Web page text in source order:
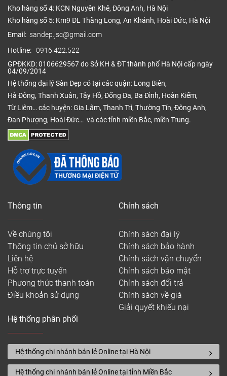
Kho hàng số 4: KCN Nguyên Khê, Đông Anh, Hà Nội
Kho hàng số 5: Km9 ĐL Thăng Long, An Khánh, Hoài Đức, Hà Nội
Email: sandep.jsc@gmail.com
Hotline: 0916.422.522
GPĐKKD: 0106629567 do Sở KH & ĐT thành phố Hà Nội cấp ngày
04/09/2014
Hệ thống đại lý Sàn Đẹp có tại các quận: Long Biên,
Hà Đông, Thanh Xuân, Tây Hồ, Đống Đa, Ba Đình, Hoàn Kiếm,
Từ Liêm… các huyện: Gia Lâm, Thanh Trì, Thường Tín, Đông Anh,
Đan Phượng, Hoài Đức… và các tỉnh miền Bắc, miền Trung.
Thông tin
Về chúng tôi
Thông tin chủ sở hữu
Liên hệ
Hỗ trợ trực tuyến
Phương thức thanh toán
Điều khoản sử dụng
Chính sách
Chính sách đại lý
Chính sách bảo hành
Chính sách vận chuyển
Chính sách bảo mật
Chính sách đổi trả
Chính sách về giá
Giải quyết khiếu nại
Hệ thống phân phối
Hệ thống chi nhánh bán lẻ Online tại Hà Nội
Hệ thống chi nhánh bán lẻ Online tại tỉnh Miền Bắc